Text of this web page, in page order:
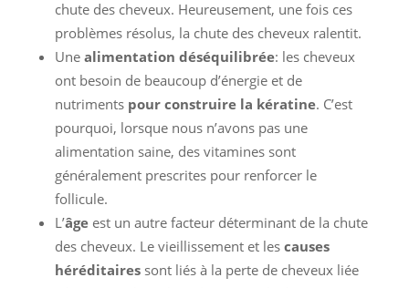
chute des cheveux. Heureusement, une fois ces
problèmes résolus, la chute des cheveux ralentit.
Une alimentation déséquilibrée: les cheveux
ont besoin de beaucoup d’énergie et de
nutriments pour construire la kératine. C’est
pourquoi, lorsque nous n’avons pas une
alimentation saine, des vitamines sont
généralement prescrites pour renforcer le
follicule.
L’âgeest un autre facteur déterminant de la chute
des cheveux. Le vieillissement et les causes
héréditairessont liés à la perte de cheveux liée